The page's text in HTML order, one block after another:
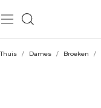
Thuis / Dames / Broeken /